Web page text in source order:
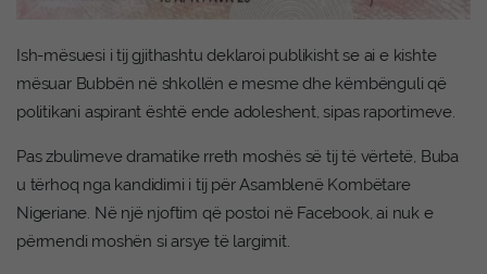
Ish-mësuesi i tij gjithashtu deklaroi publikisht se ai e kishte
mësuar Bubbën në shkollën e mesme dhe këmbënguli që
politikani aspirant është ende adoleshent, sipas raportimeve.
Pas zbulimeve dramatike rreth moshës së tij të vërtetë, Buba
u tërhoq nga kandidimi i tij për Asamblenë Kombëtare
Nigeriane. Në një njoftim që postoi në Facebook, ai nuk e
përmendi moshën si arsye të largimit.